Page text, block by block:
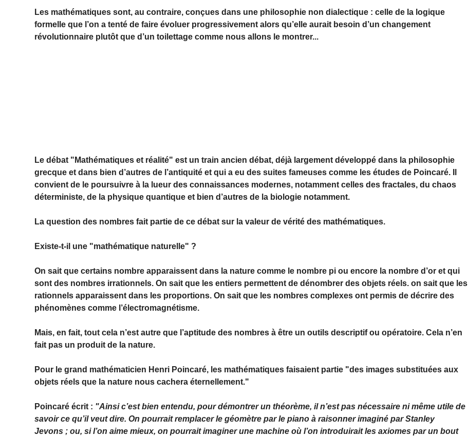
Les mathématiques sont, au contraire, conçues dans une philosophie non dialectique : celle de la logique
formelle que l’on a tenté de faire évoluer progressivement alors qu’elle aurait besoin d’un changement
révolutionnaire plutôt que d’un toilettage comme nous allons le montrer...
Le débat "Mathématiques et réalité" est un train ancien débat, déjà largement développé dans la philosophie
grecque et dans bien d’autres de l’antiquité et qui a eu des suites fameuses comme les études de Poincaré. Il
convient de le poursuivre à la lueur des connaissances modernes, notamment celles des fractales, du chaos
déterministe, de la physique quantique et bien d’autres de la biologie notamment.
La question des nombres fait partie de ce débat sur la valeur de vérité des mathématiques.
Existe-t-il une "mathématique naturelle" ?
On sait que certains nombre apparaissent dans la nature comme le nombre pi ou encore la nombre d’or et qui
sont des nombres irrationnels. On sait que les entiers permettent de dénombrer des objets réels. on sait que les
rationnels apparaissent dans les proportions. On sait que les nombres complexes ont permis de décrire des
phénomènes comme l’électromagnétisme.
Mais, en fait, tout cela n’est autre que l’aptitude des nombres à être un outils descriptif ou opératoire. Cela n’en
fait pas un produit de la nature.
Pour le grand mathématicien Henri Poincaré, les mathématiques faisaient partie "des images substituées aux
objets réels que la nature nous cachera éternellement."
Poincaré écrit : "Ainsi c’est bien entendu, pour démontrer un théorème, il n’est pas nécessaire ni même utile de
savoir ce qu’il veut dire. On pourrait remplacer le géomètre par le piano à raisonner imaginé par Stanley
Jevons ; ou, si l’on aime mieux, on pourrait imaginer une machine où l’on introduirait les axiomes par un bout